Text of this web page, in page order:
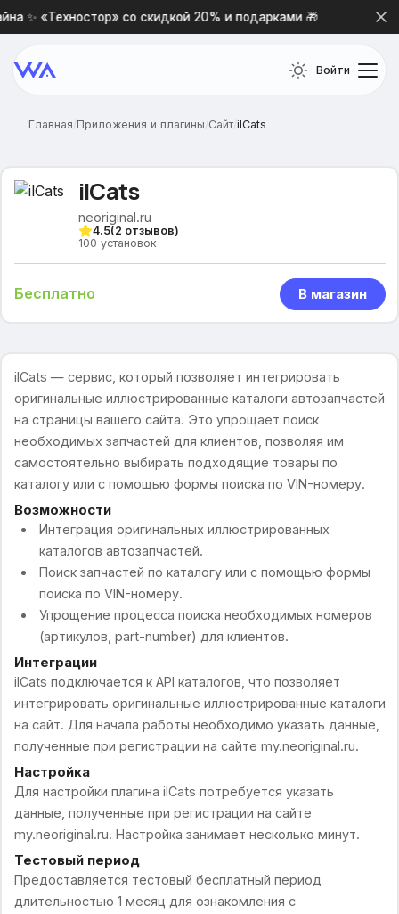
✨ «Техностор» со скидкой 20% и подарками 🎁
Войти
Главная/Приложения и плагины/Сайт/ilCats
ilCats
neoriginal.ru
4.5(2 отзывов)
100 установок
Бесплатно В магазин
ilCats — сервис, который позволяет интегрировать
оригинальные иллюстрированные каталоги автозапчастей
на страницы вашего сайта. Это упрощает поиск
необходимых запчастей для клиентов, позволяя им
самостоятельно выбирать подходящие товары по
каталогу или с помощью формы поиска по VIN-номеру.
Возможности
Интеграция оригинальных иллюстрированных
каталогов автозапчастей.
Поиск запчастей по каталогу или с помощью формы
поиска по VIN-номеру.
Упрощение процесса поиска необходимых номеров
(артикулов, part-number) для клиентов.
Интеграции
ilCats подключается к API каталогов, что позволяет
интегрировать оригинальные иллюстрированные каталоги
на сайт. Для начала работы необходимо указать данные,
полученные при регистрации на сайте my.neoriginal.ru.
Настройка
Для настройки плагина ilCats потребуется указать
данные, полученные при регистрации на сайте
my.neoriginal.ru. Настройка занимает несколько минут.
Тестовый период
Предоставляется тестовый бесплатный период
длительностью 1 месяц для ознакомления с